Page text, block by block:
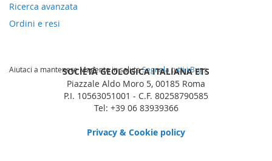
Ricerca avanzata
Ordini e resi
Aiutaci a mantenere Magento in saluteSegnala tutti i Bugs
SOCIETÀ GEOLOGICA ITALIANA ETS
Piazzale Aldo Moro 5, 00185 Roma
P.I. 10563051001 - C.F. 80258790585
Tel: +39 06 83939366
Privacy & Cookie policy